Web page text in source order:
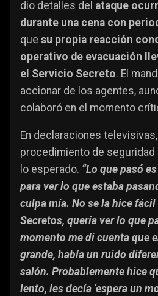
dio detalles del ataque
durante una cena con
que su propia reacción
operativo de evacuación
el Servicio Secreto. El
accionar de los agentes,
colaboró en el momento
En declaraciones
procedimiento de
lo esperado. “Lo que pasó
para ver lo que estaba
culpa mía. No se la hice
Secretos, quería ver lo que
momento me di cuenta que
grande, había un ruido
salón. Probablemente hice
lento, les decía ‘espera un